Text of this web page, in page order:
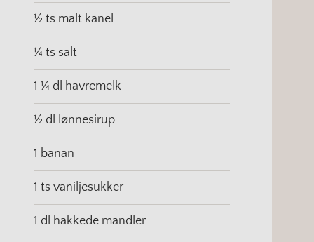
½ ts malt kanel
¼ ts salt
1 ¼ dl havremelk
½ dl lønnesirup
1 banan
1 ts vaniljesukker
1 dl hakkede mandler